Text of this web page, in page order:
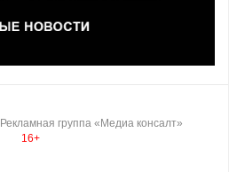
Рекламная группа «Медиа консалт»
16+